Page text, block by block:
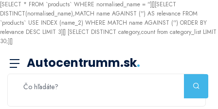
[SELECT * FROM `products` WHERE normalised_name = ''][][SELECT
DISTINCT(normalised_name),MATCH name AGAINST ('') AS relevance FROM
`products` USE INDEX (name_2) WHERE MATCH name AGAINST ('') ORDER BY
relevance DESC LIMIT 3][] [SELECT DISTINCT category,count from category_list LIMIT
30;][]
Autocentrumm.sk.